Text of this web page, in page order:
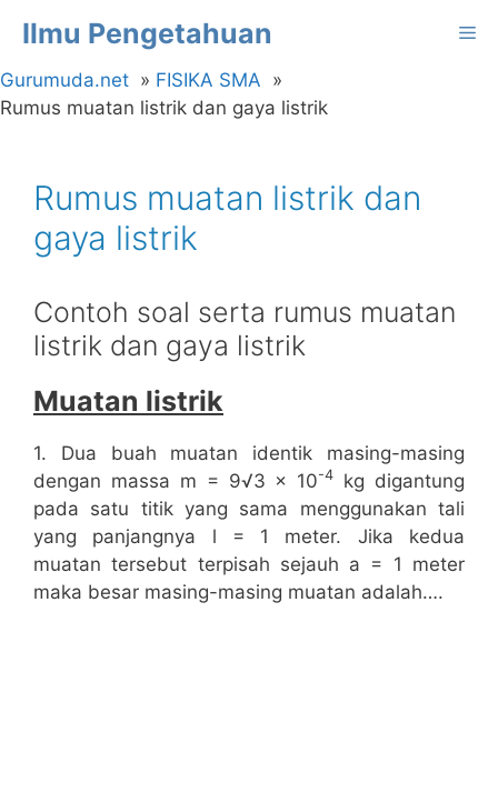
isi
Ilmu Pengetahuan
Gurumuda.net
FISIKA SMA
Rumus muatan listrik dan gaya listrik
Rumus muatan listrik dan
gaya listrik
Contoh soal serta rumus muatan
listrik dan gaya listrik
Muatan listrik
1. Dua buah muatan identik masing-masing
dengan massa m = 9√3 x 10-4
kg digantung
pada satu titik yang sama menggunakan tali
yang panjangnya l = 1 meter. Jika kedua
muatan tersebut terpisah sejauh a = 1 meter
maka besar masing-masing muatan adalah….